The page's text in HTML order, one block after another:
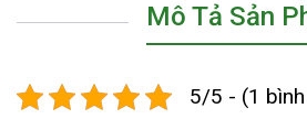
Mô Tả Sản
5/5 - (1